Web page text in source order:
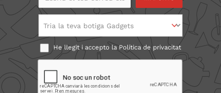
Tria la teva botiga Gadgets
He llegit i accepto laPolítica de privacitat